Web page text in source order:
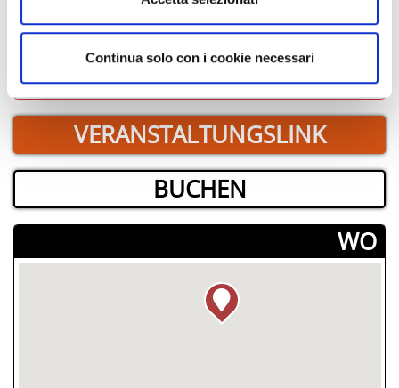
Continua solo con i cookie necessari
Die Veranstaltungen können sich ändern. Bitte
kontaktieren Sie die Organisatoren, bevor Sie
vor Ort sind.
VERANSTALTUNGSLINK
BUCHEN
­WO